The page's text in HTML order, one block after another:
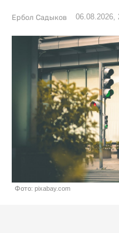
Ербол Садыков 06.08.2026,
Фото: pixabay.com